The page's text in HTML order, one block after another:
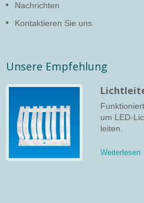
Nachrichten
Kontaktieren Sie uns
Unsere Empfehlung
um LED-
leiten.
Weiterlesen